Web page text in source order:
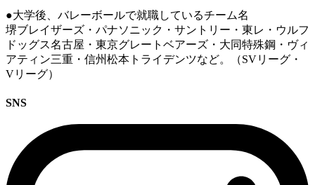
●大学後、バレーボールで就職しているチーム名
堺ブレイザーズ・パナソニック・サントリー・東レ・ウルフ
ドッグス名古屋・東京グレートベアーズ・大同特殊鋼・ヴィ
アティン三重・信州松本トライデンツなど。（SVリーグ・
Vリーグ）
SNS